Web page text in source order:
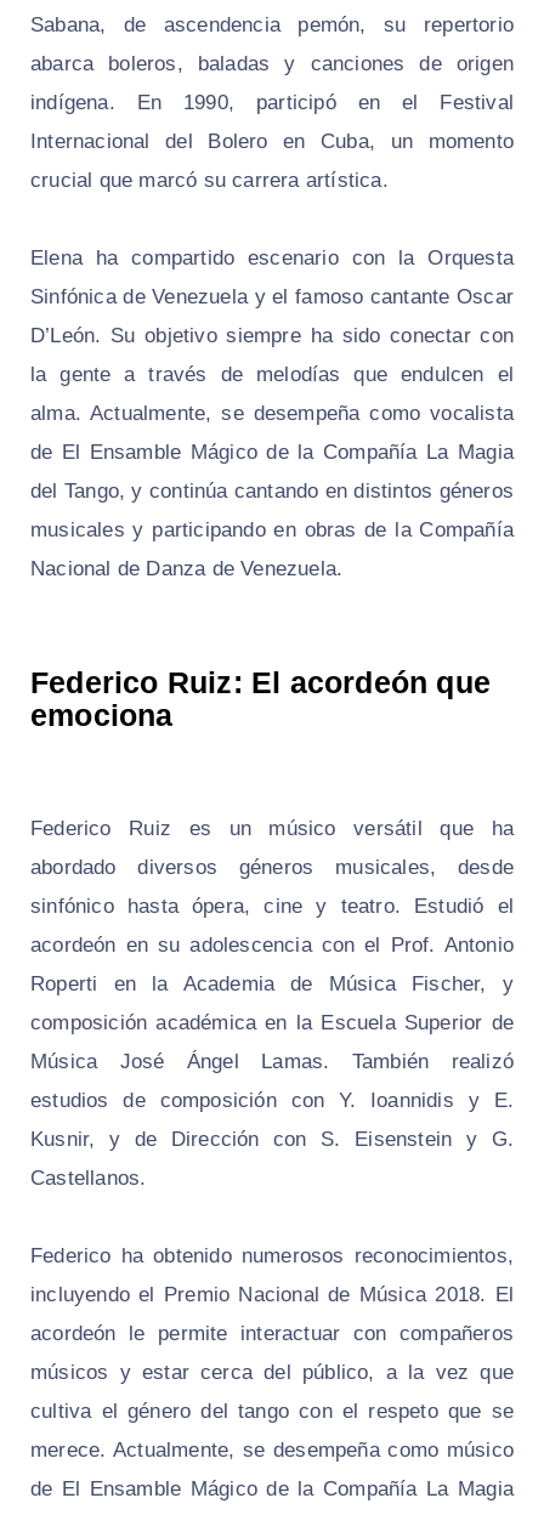
Sabana, de ascendencia pemón, su repertorio
abarca boleros, baladas y canciones de origen
indígena. En 1990, participó en el Festival
Internacional del Bolero en Cuba, un momento
crucial que marcó su carrera artística.
Elena ha compartido escenario con la Orquesta
Sinfónica de Venezuela y el famoso cantante Oscar
D’León. Su objetivo siempre ha sido conectar con
la gente a través de melodías que endulcen el
alma. Actualmente, se desempeña como vocalista
de El Ensamble Mágico de la Compañía La Magia
del Tango, y continúa cantando en distintos géneros
musicales y participando en obras de la Compañía
Nacional de Danza de Venezuela.
Federico Ruiz: El acordeón que
emociona
Federico Ruiz es un músico versátil que ha
abordado diversos géneros musicales, desde
sinfónico hasta ópera, cine y teatro. Estudió el
acordeón en su adolescencia con el Prof. Antonio
Roperti en la Academia de Música Fischer, y
composición académica en la Escuela Superior de
Música José Ángel Lamas. También realizó
estudios de composición con Y. Ioannidis y E.
Kusnir, y de Dirección con S. Eisenstein y G.
Castellanos.
Federico ha obtenido numerosos reconocimientos,
incluyendo el Premio Nacional de Música 2018. El
acordeón le permite interactuar con compañeros
músicos y estar cerca del público, a la vez que
cultiva el género del tango con el respeto que se
merece. Actualmente, se desempeña como músico
de El Ensamble Mágico de la Compañía La Magia